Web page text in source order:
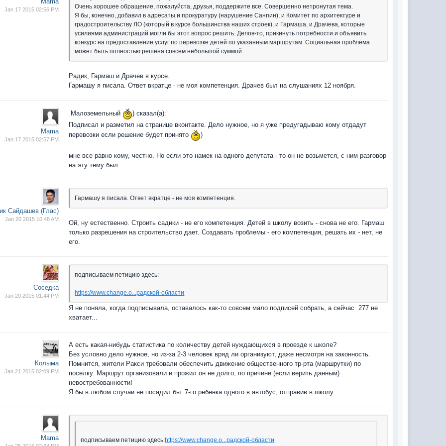
Jan 17 2015 02:56 PM
Очень хорошее обращение, пожалуйста, друзья, поддержите все. Совершенно нетронутая тема.
Я бы, конечно, добавил в адресаты и прокуратуру (нарушение Санпин), и Комитет по архитектуре и
градостроительству ЛО (который в курсе большинства наших строек), и Гармаша, и Драчева, которые
усилиями администраций могли бы этот вопрос решить. Делов-то, прикинуть потребности и объявить
конкурс на предоставление услуг по перевозке детей по указанным маршрутам. Социальная проблема
может быть полностью решена совсем небольшой суммой.
Радик, Гармаш и Драчев в курсе.
Гармашу я писала. Ответ вкратце - не моя компетенция. Драчев был на слушаниях 12 ноября.
Mama
Jan 17 2015 02:57 PM
Малоземельный
) сказал(а):
Подписал и разметил на странице вконтакте. Дело нужное, но я уже предугадываю кому отдадут
перевозки если решение будет принято
)
мне все равно кому, честно. Но если это намек на одного депутата - то он не возьмется, с ним разговор
на эту тему был.
Сайдашев (Глас)
Jan 20 2015 10:48 AM
Гармашу я писала. Ответ вкратце - не моя компетенция.
Ой, ну естественно. Строить садики - не его компетенция. Детей в школу возить - снова не его. Гармаш
только разрешения на строительство дает. Создавать проблемы - его компетенция, решать их - нет, не
его.
Соседка
Jan 20 2015 01:44 PM
подписываем петицию здесь:
https://www.change.o...радской-области
Я не поняла, когда подписывала, оставалось как-то совсем мало подписей собрать, а сейчас 277 не
хватает...
Колыма
Jan 21 2015 02:09 PM
А есть какая-нибудь статистика по количеству детей нуждающихся в проезде к школе?
Без условно дело нужное, но из-за 2-3 человек вряд ли организуют, даже несмотря на законность.
Помнится, жители Ракси требовали обеспечить движение общественного тр-рта (маршрутки) по
поселку. Маршрут организовали и прожил он не долго, по причине (если верить данным)
невостребованности!
Я бы в любом случаи не посадил бы 7-го ребенка одного в автобус, отправив в школу.
Mama подписываем петицию здесь:https://www.change.o...радской-области